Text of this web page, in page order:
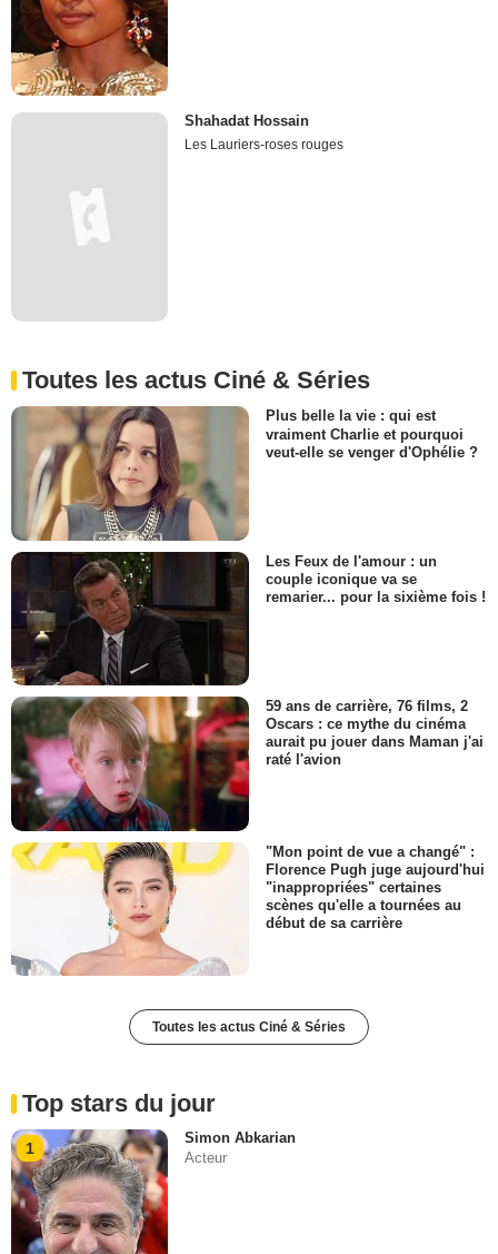
Shahadat Hossain
Les Lauriers-roses rouges
Toutes les actus Ciné & Séries
Plus belle la vie : qui est
vraiment Charlie et pourquoi
veut-elle se venger d'Ophélie ?
Les Feux de l'amour : un
couple iconique va se
remarier... pour la sixième fois !
59 ans de carrière, 76 films, 2
Oscars : ce mythe du cinéma
aurait pu jouer dans Maman j'ai
raté l'avion
"Mon point de vue a changé" :
Florence Pugh juge aujourd'hui
"inappropriées" certaines
scènes qu'elle a tournées au
début de sa carrière
Toutes les actus Ciné & Séries
Top stars du jour
1
Simon Abkarian
Acteur